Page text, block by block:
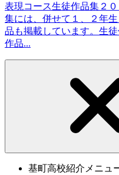
表現コース生徒作品集２
集には、併せて１、２年
品も掲載しています。生
作品...
基町高校紹介メニュ